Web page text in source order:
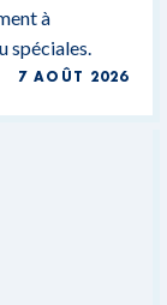
à
spéciales.
7 AOÛT 2026